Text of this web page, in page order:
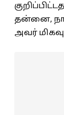
தன்னை,
அவர்